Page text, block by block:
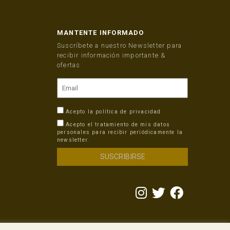
MANTENTE INFORMADO
Suscríbete a nuestro Newsletter para
recibir información importante &
ofertas
Acepto la política de privacidad
Acepto el tratamiento de mis datos
personales para recibir periódicamente la
newsletter.